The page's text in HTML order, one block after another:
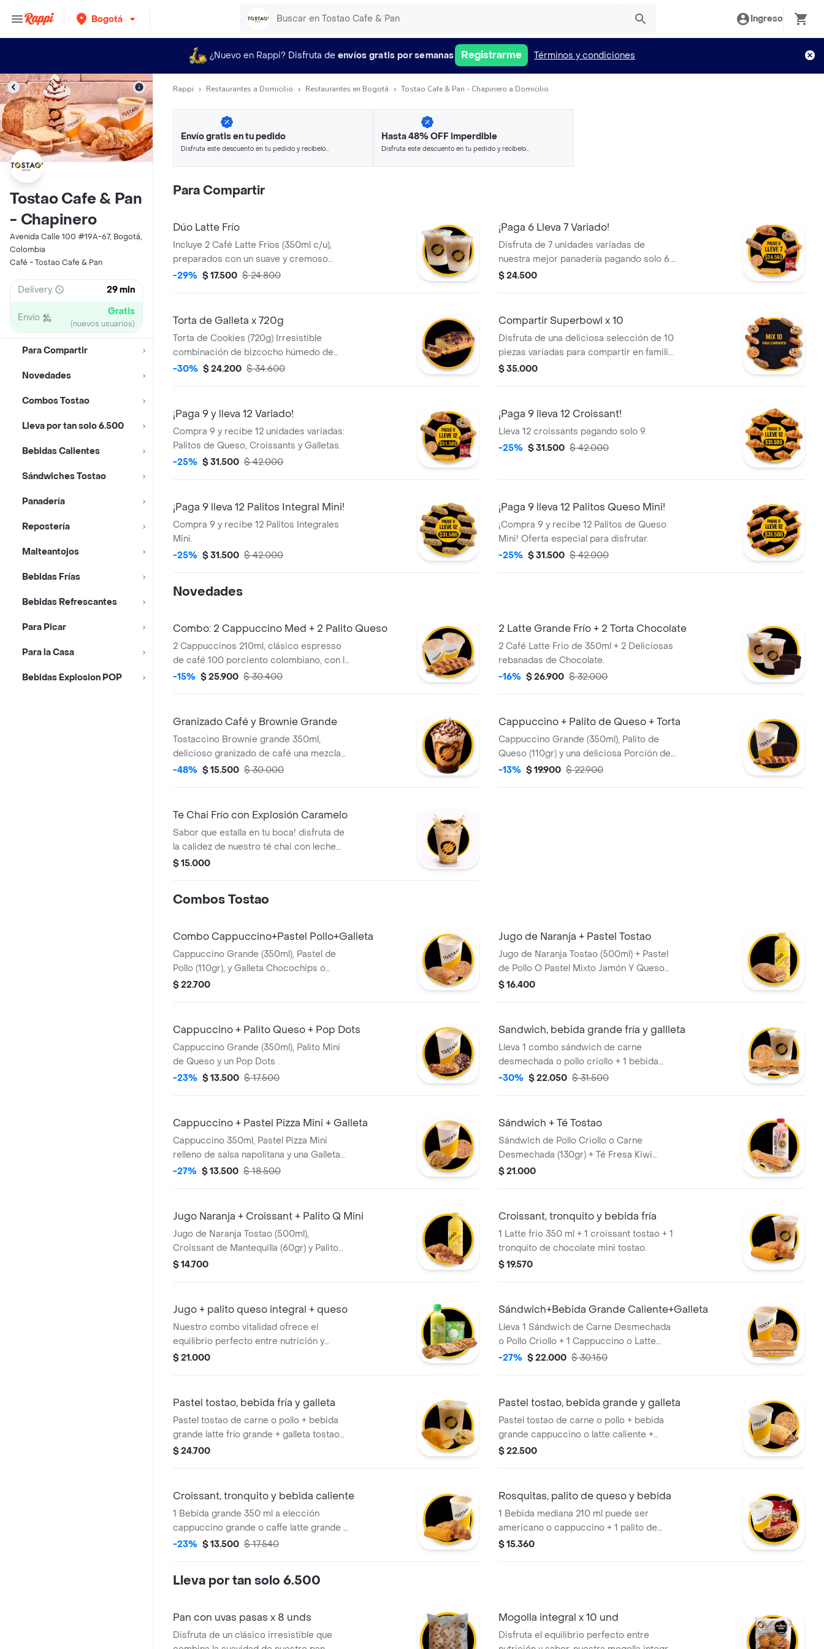
Bogotá Ingreso
¿Nuevo en Rappi? Disfruta de envíos gratis por semanas Registrarme Términos y condiciones
Tostao Cafe & Pan
- Chapinero
Avenida Calle 100 #19A-67, Bogotá,
Colombia
Café - Tostao Cafe & Pan
Delivery 29 min
Envío Gratis
(nuevos usuarios)
Para Compartir
Novedades
Combos Tostao
Lleva por tan solo 6.500
Bebidas Calientes
Sándwiches Tostao
Panadería
Repostería
Malteantojos
Bebidas Frías
Bebidas Refrescantes
Para Picar
Para la Casa
Bebidas Explosion POP
Rappi Restaurantes a Domicilio Restaurantes en Bogotá Tostao Cafe & Pan - Chapinero a Domicilio
Envío gratis en tu pedido
Disfruta este descuento en tu pedido y recíbelo
Hasta 48% OFF imperdible
Disfruta este descuento en tu pedido y recíbelo
Para Compartir
Dúo Latte Frío
Incluye 2 Café Latte Fríos (350ml c/u),
preparados con un suave y cremoso
espresso porciento colombiano, la
compartir.
-29% $ 17.500 $ 24.800
¡Paga 6 Lleva 7 Variado!
Disfruta de 7 unidades variadas de
nuestra mejor panadería pagando solo 6.
Un mix perfecto que incluye Croissants,
$ 24.500
Torta de Galleta x 720g
Torta de Cookies (720g) Irresistible
combinación de bizcocho húmedo de
chocolate oscuro con sutiles notas de
contraste perfecto!.
-30% $ 24.200 $ 34.600
Compartir Superbowl x 10
Disfruta de una deliciosa selección de 10
piezas variadas para compartir en familia
o con amigos: Croissants, Galletas y
$ 35.000
¡Paga 9 y lleva 12 Variado!
Compra 9 y recibe 12 unidades variadas:
Palitos de Queso, Croissants y Galletas.
-25% $ 31.500 $ 42.000
¡Paga 9 lleva 12 Croissant!
Lleva 12 croissants pagando solo 9.
-25% $ 31.500 $ 42.000
¡Paga 9 lleva 12 Palitos Integral Mini!
Compra 9 y recibe 12 Palitos Integrales
Mini.
-25% $ 31.500 $ 42.000
¡Paga 9 lleva 12 Palitos Queso Mini!
¡Compra 9 y recibe 12 Palitos de Queso
Mini! Oferta especial para disfrutar.
-25% $ 31.500 $ 42.000
Novedades
Combo: 2 Cappuccino Med + 2 Palito Queso
2 Cappuccinos 210ml, clásico espresso
de café 100 porciento colombiano, con la
proporción perfecta de leche vaporizada
hechos a partir de masa de hojaldre con
-15% $ 25.900 $ 30.400
2 Latte Grande Frío + 2 Torta Chocolate
2 Café Latte Frio de 350ml + 2 Deliciosas
rebanadas de Chocolate.
-16% $ 26.900 $ 32.000
Granizado Café y Brownie Grande
Tostaccino Brownie grande 350ml,
delicioso granizado de café una mezcla
de café 100 porciento colombiano y
caramelo y lluvia de brownie.
-48% $ 15.500 $ 30.000
Cappuccino + Palito de Queso + Torta
Cappuccino Grande (350ml), Palito de
Queso (110gr) y una deliciosa Porción de
Torta de Chocolate
-13% $ 19.900 $ 22.900
Te Chai Frío con Explosión Caramelo
Sabor que estalla en tu boca! disfruta de
la calidez de nuestro té chai con leche
cremosa y el toque dulce del caramelo,
sabor al morderlas. una combinación
sorbo.
$ 15.000
Combos Tostao
Combo Cappuccino+Pastel Pollo+Galleta
Cappuccino Grande (350ml), Pastel de
Pollo (110gr), y Galleta Chocochips o
avena (50gr)
$ 22.700
Jugo de Naranja + Pastel Tostao
Jugo de Naranja Tostao (500ml) + Pastel
de Pollo O Pastel Mixto Jamón Y Queso
(110gr)
$ 16.400
Cappuccino + Palito Queso + Pop Dots
Cappuccino Grande (350ml), Palito Mini
de Queso y un Pop Dots .
-23% $ 13.500 $ 17.500
Sandwich, bebida grande fría y gallleta
Lleva 1 combo sándwich de carne
desmechada o pollo criollo + 1 bebida
grande 350 ml + 1 galleta
-30% $ 22.050 $ 31.500
Cappuccino + Pastel Pizza Mini + Galleta
Cappuccino 350ml, Pastel Pizza Mini
relleno de salsa napolitana y una Galleta
Chocochips (50gr)
-27% $ 13.500 $ 18.500
Sándwich + Té Tostao
Sándwich de Pollo Criollo o Carne
Desmechada (130gr) + Té Fresa Kiwi
(400ml) O Té Blanco Piña Mangostino
$ 21.000
Jugo Naranja + Croissant + Palito Q Mini
Jugo de Naranja Tostao (500ml),
Croissant de Mantequilla (60gr) y Palito
de Queso Mini
$ 14.700
Croissant, tronquito y bebida fría
1 Latte frio 350 ml + 1 croissant tostao + 1
tronquito de chocolate mini tostao.
$ 19.570
Jugo + palito queso integral + queso
Nuestro combo vitalidad ofrece el
equilibrio perfecto entre nutrición y
sabor artesanal; incluye un palito de
refrescante jugo verde o de zanahoria.
$ 21.000
Sándwich+Bebida Grande Caliente+Galleta
Lleva 1 Sándwich de Carne Desmechada
o Pollo Criollo + 1 Cappuccino o Latte
Grande Caliente 350 ml + 1 Galleta de
-27% $ 22.000 $ 30.150
Pastel tostao, bebida fría y galleta
Pastel tostao de carne o pollo + bebida
grande latte frío grande + galleta tostao
de 50g de choco chips o avena. ¡tu
$ 24.700
Pastel tostao, bebida grande y galleta
Pastel tostao de carne o pollo + bebida
grande cappuccino o latte caliente +
galleta tostao de 50g de choco chips o
$ 22.500
Croissant, tronquito y bebida caliente
1 Bebida grande 350 ml a elección
cappuccino grande o caffe latte grande +
1 croissant tostao + 1 tronquito de
-23% $ 13.500 $ 17.540
Rosquitas, palito de queso y bebida
1 Bebida mediana 210 ml puede ser
americano o cappuccino + 1 palito de
queso mini tostao (tradicional o integral) +
$ 15.360
Lleva por tan solo 6.500
Pan con uvas pasas x 8 unds
Disfruta de un clásico irresistible que
Mogolla integral x 10 und
Disfruta el equilibrio perfecto entre